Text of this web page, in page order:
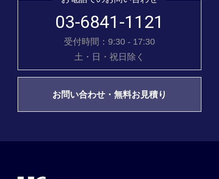
03-6841-1121
受付時間：9:30 - 17:30
土・日・祝日除く
お問い合わせ・無料お見積り